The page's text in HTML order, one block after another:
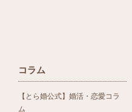
コラム
【とら婚公式】婚活・恋愛コラ
ム